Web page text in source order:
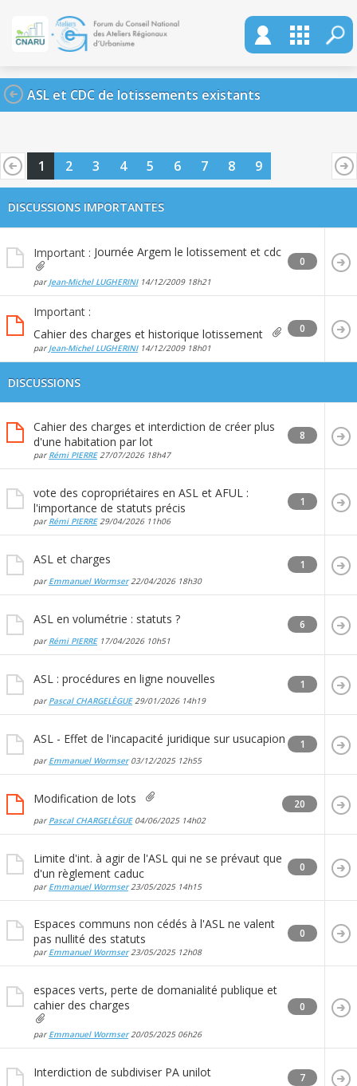
ASL et CDC de lotissements existants
1 2 3 4 5 6 7 8 9
DISCUSSIONS IMPORTANTES
Important : Journée Argem le lotissement et cdc
par Jean-Michel LUGHERINI14/12/2009 18h21
0
Important :
Cahier des charges et historique lotissement
par Jean-Michel LUGHERINI14/12/2009 18h01
0
DISCUSSIONS
Cahier des charges et interdiction de créer plus
d'une habitation par lot
par Rémi PIERRE27/07/2026 18h47
8
vote des copropriétaires en ASL et AFUL :
l'importance de statuts précis
par Rémi PIERRE29/04/2026 11h06
1
ASL et charges
par Emmanuel Wormser22/04/2026 18h30
1
ASL en volumétrie : statuts ?
par Rémi PIERRE17/04/2026 10h51
6
ASL : procédures en ligne nouvelles
par Pascal CHARGELÈGUE29/01/2026 14h19
1
ASL - Effet de l'incapacité juridique sur usucapion
par Emmanuel Wormser03/12/2025 12h55
1
Modification de lots
par Pascal CHARGELÈGUE04/06/2025 14h02
20
Limite d'int. à agir de l'ASL qui ne se prévaut que
d'un règlement caduc
par Emmanuel Wormser23/05/2025 14h15
0
Espaces communs non cédés à l'ASL ne valent
pas nullité des statuts
par Emmanuel Wormser23/05/2025 12h08
0
espaces verts, perte de domanialité publique et
cahier des charges
par Emmanuel Wormser20/05/2025 06h26
0
Interdiction de subdiviser PA unilot 7